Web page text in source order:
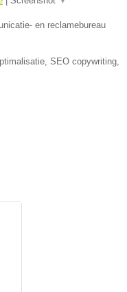
en reclamebureau
SEO copywriting,